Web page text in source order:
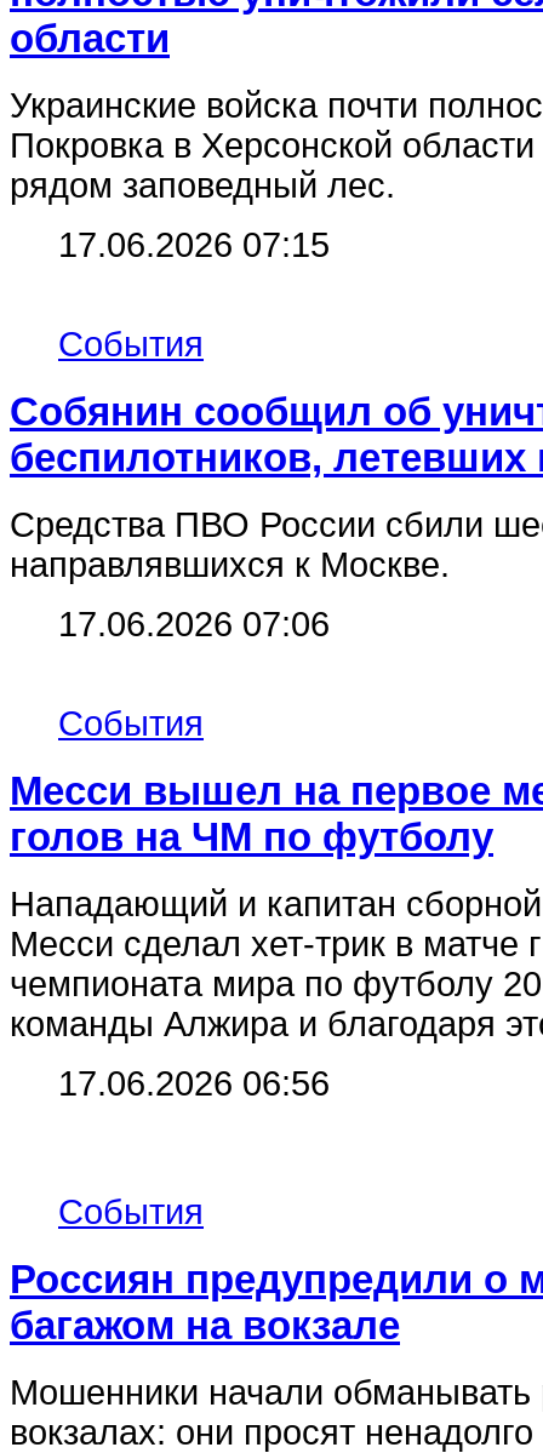
области
Украинские войска почти
Покровка в Херсонской
рядом заповедный лес.
17.06.2026 07:15
События
Собянин сообщил об
беспилотников, летевших
Средства ПВО России сбили
направлявшихся к Москве.
17.06.2026 07:06
События
Месси вышел на первое
голов на ЧМ по футболу
Нападающий и капитан
Месси сделал хет-трик в матче
чемпионата мира по футболу
команды Алжира и благодаря
17.06.2026 06:56
События
Россиян предупредили о
багажом на вокзале
Мошенники начали обманывать
вокзалах: они просят